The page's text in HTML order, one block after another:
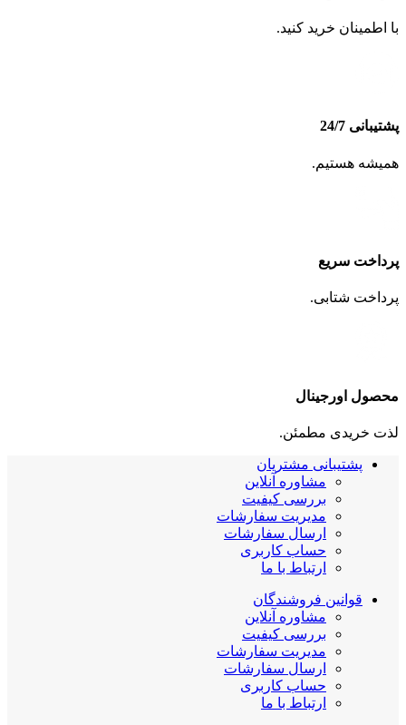
با اطمینان خرید کنید.
پشتیبانی 24/7
همیشه هستیم.
پرداخت سریع
پرداخت شتابی.
محصول اورجینال
لذت خریدی مطمئن.
پشتیبانی مشتریان
مشاوره آنلاین
بررسی کیفیت
مدیریت سفارشات
ارسال سفارشات
حساب کاربری
ارتباط با ما
قوانین فروشندگان
مشاوره آنلاین
بررسی کیفیت
مدیریت سفارشات
ارسال سفارشات
حساب کاربری
ارتباط با ما